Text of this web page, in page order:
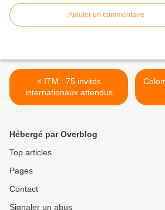
Ajouter un commentaire
< ITM : 75 invités
internationaux attendus
Hébergé par Overblog
Top articles
Pages
Contact
Signaler un abus